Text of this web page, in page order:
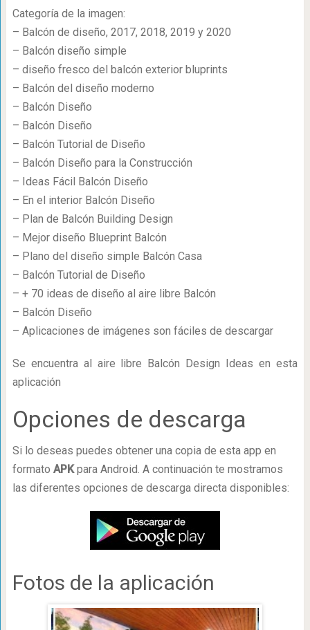
Categoría de la imagen:
– Balcón de diseño, 2017, 2018, 2019 y 2020
– Balcón diseño simple
– diseño fresco del balcón exterior bluprints
– Balcón del diseño moderno
– Balcón Diseño
– Balcón Diseño
– Balcón Tutorial de Diseño
– Balcón Diseño para la Construcción
– Ideas Fácil Balcón Diseño
– En el interior Balcón Diseño
– Plan de Balcón Building Design
– Mejor diseño Blueprint Balcón
– Plano del diseño simple Balcón Casa
– Balcón Tutorial de Diseño
– + 70 ideas de diseño al aire libre Balcón
– Balcón Diseño
– Aplicaciones de imágenes son fáciles de descargar
Se encuentra al aire libre Balcón Design Ideas en esta
aplicación
Opciones de descarga
Si lo deseas puedes obtener una copia de esta app en
formato APKpara Android. A continuación te mostramos
las diferentes opciones de descarga directa disponibles:
Fotos de la aplicación